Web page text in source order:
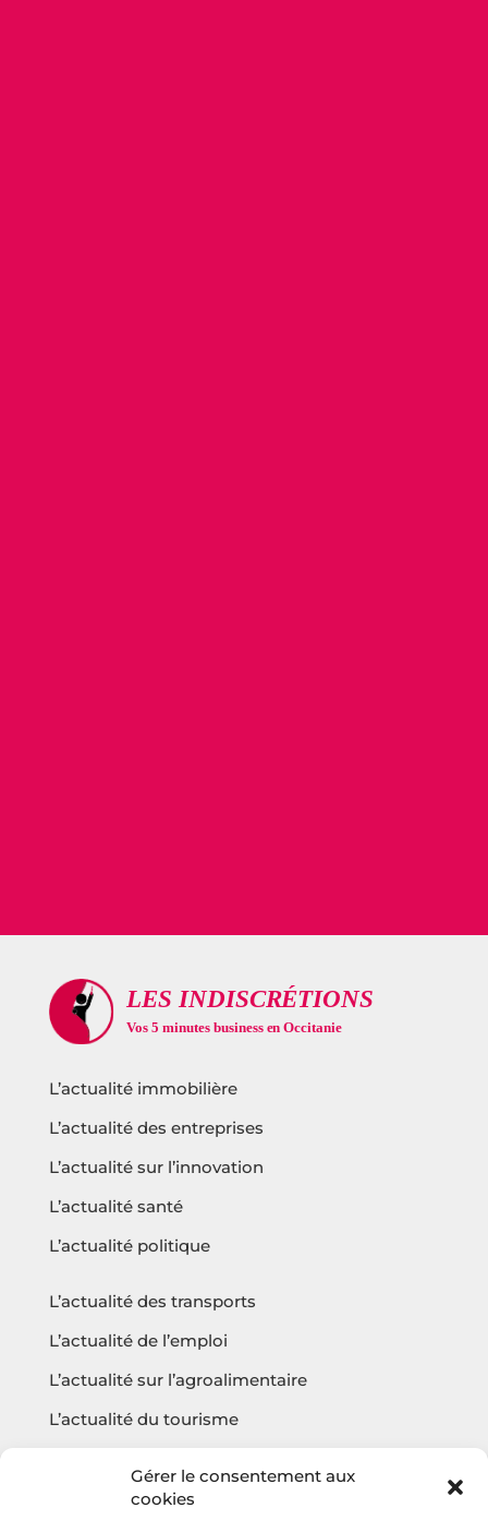
Gérer le consentement aux
cookies
L’actualité immobilière
L’actualité des entreprises
L’actualité sur l’innovation
L’actualité santé
L’actualité politique
L’actualité des transports
L’actualité de l’emploi
L’actualité sur l’agroalimentaire
L’actualité du tourisme